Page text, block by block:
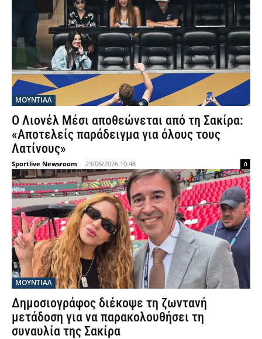
ΜΟΥΝΤΙΆΛ
Ο Λιονέλ Μέσι αποθεώνεται από τη Σακίρα:
«Αποτελείς παράδειγμα για όλους τους
Λατίνους»
Sportlive Newsroom - 23/06/2026 10:48 0
ΜΟΥΝΤΙΆΛ
Δημοσιογράφος διέκοψε τη ζωντανή
μετάδοση για να παρακολουθήσει τη
συναυλία της Σακίρα